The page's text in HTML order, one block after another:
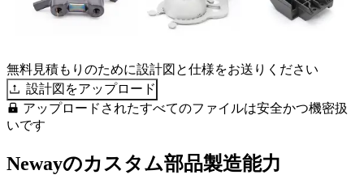
無料見積もりのために設計図と仕様をお送りください
設計図をアップロード
アップロードされたすべてのファイルは安全かつ機密扱
いです
Newayのカスタム部品製造能力